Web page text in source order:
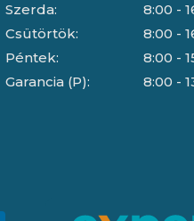
Szerda:
Csütörtök:
Péntek:
Garancia (P):
8:00 -
8:00 -
8:00 -
8:00 -